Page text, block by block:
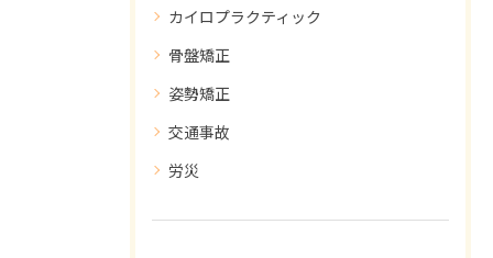
カイロプラクティック
骨盤矯正
姿勢矯正
交通事故
労災